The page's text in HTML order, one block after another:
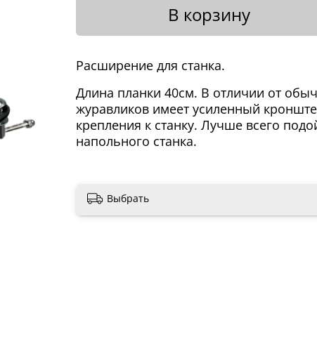
В корзину
Расширение для станка.
Длина планки 40см. В отличии от
журавликов имеет усиленный
крепления к станку. Лучше всего
напольного станка.
Выбрать